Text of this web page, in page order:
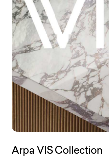
Arpa VIS Collection